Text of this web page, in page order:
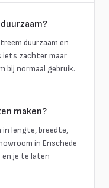
duurzaam en
iets zachter maar
bij normaal gebruik.
maken?
in lengte, breedte,
in Enschede
je te laten